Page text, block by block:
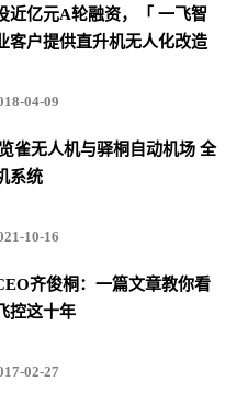
可以对无人机实现远程实
民航局可以实现对无人机
平台控制中心，在完成高
华也带来了行业发展的新动
案，这套方案包括无人直升
于长航时大载荷无人机的飞
思智云”三个部分。
近亿元A轮融资，「 一飞智
客户提供直升机无人化改造
04-09
雀无人机与驿桐自动机场 全
系统
10-16
齐俊桐：一篇文章教你看
控这十年
02-27